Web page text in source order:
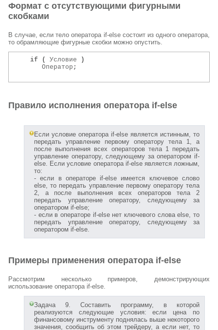
Формат с отсутствующими фигурными
скобками
В случае, если тело оператора if-else состоит из одного оператора,
то обрамляющие фигурные скобки можно опустить.
if ( Условие )
      Оператор
;
Правило исполнения оператора if-else
Если условие оператора if-else является истинным, то
передать управление первому оператору тела 1, а
после выполнения всех операторов тела 1 передать
управление оператору, следующему за оператором if-
else. Если условие оператора if-else является ложным,
то:
- если в операторе if-else имеется ключевое слово
else, то передать управление первому оператору тела
2, а после выполнения всех операторов тела 2
передать управление оператору, следующему за
оператором if-else;
- если в операторе if-else нет ключевого слова else, то
передать управление оператору, следующему за
оператором if-else.
Примеры применения оператора if-else
Рассмотрим несколько примеров, демонстрирующих
использование оператора if-else.
Задача 9. Составить программу, в которой
реализуются следующие условия: если цена по
финансовому инструменту поднялась выше некоторого
значения, сообщить об этом трейдеру, а если нет, то